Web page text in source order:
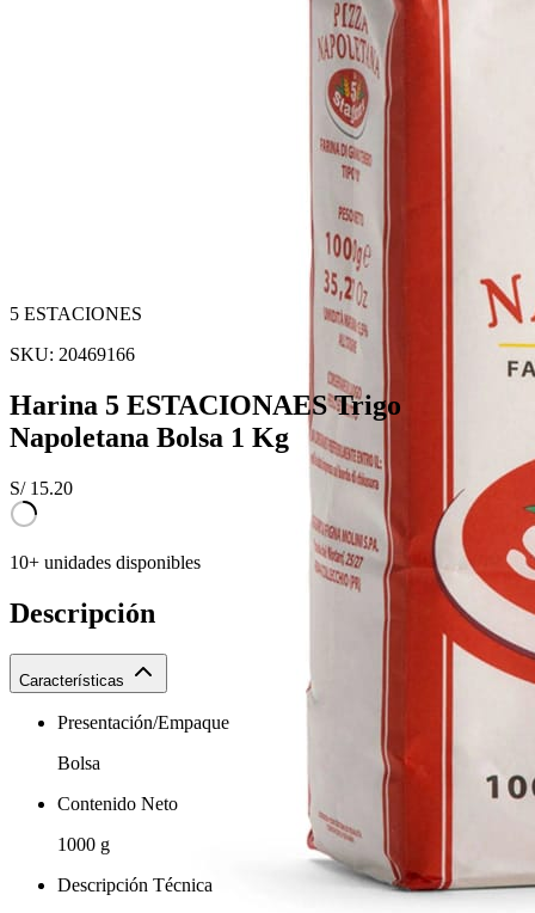
5 ESTACIONES
SKU: 20469166
Harina 5 ESTACIONAES Trigo
Napoletana Bolsa 1 Kg
S/ 15.20
10+ unidades disponibles
Descripción
Características
Presentación/Empaque
Bolsa
Contenido Neto
1000 g
Descripción Técnica